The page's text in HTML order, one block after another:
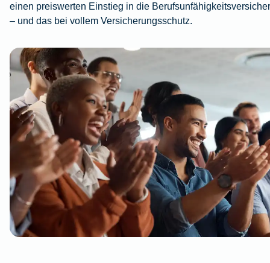
einen preiswerten Einstieg in die
– und das bei vollem Versicherungsschutz.